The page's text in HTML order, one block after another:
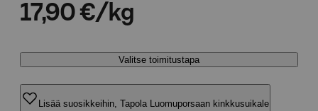
17,90 €/kg
Valitse toimitustapa
Lisää suosikkeihin, Tapola Luomuporsaan kinkkusuikale